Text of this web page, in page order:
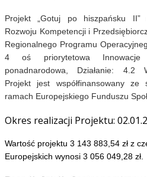
Projekt „Gotuj po hiszpańsku II”
Rozwoju Kompetencji i
Regionalnego Programu
4 oś priorytetowa Innowacje
ponadnarodowa, Działanie: 4.2
Projekt jest współfinansowany
ramach Europejskiego Funduszu
Okres realizacji Projektu:
Wartość projektu 3 143 883,54 zł z
Europejskich wynosi 3 056 049,28 zł.